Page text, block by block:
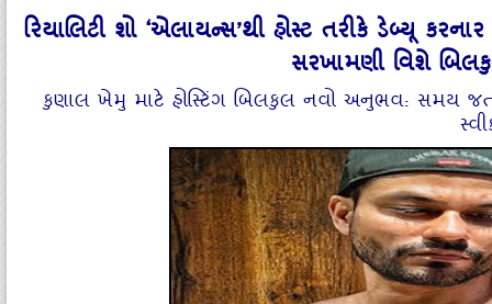
રિયાલિટી શો ‘એલાયન્સ’થી હોસ્ટ તરીકે ડેબ્યૂ
સરખામણી વિશે
કુણાલ ખેમુ માટે હોસ્ટિંગ બિલકુલ નવો અનુભવ: સમય